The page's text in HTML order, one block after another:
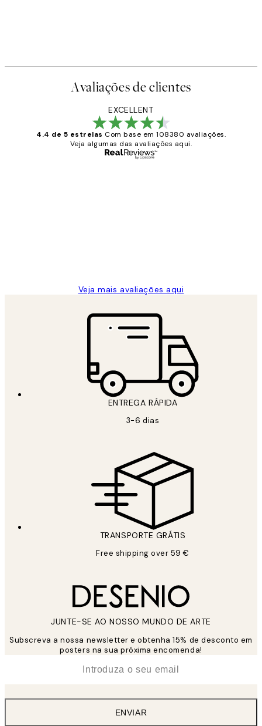
Avaliações de clientes
EXCELLENT
4.4 de 5 estrelas Com base em 108380 avaliações.
Veja algumas das avaliações aqui.
Veja mais avaliações aqui
ENTREGA RÁPIDA
3-6 dias
TRANSPORTE GRÁTIS
Free shipping over 59 €
JUNTE-SE AO NOSSO MUNDO DE ARTE
Subscreva a nossa newsletter e obtenha 15% de desconto em
posters na sua próxima encomenda!
ENVIAR